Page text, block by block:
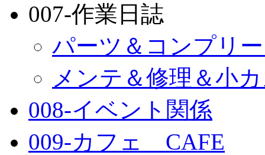
007-作業日誌
パーツ＆コンプリ
メンテ＆修理＆小
008-イベント関係
009-カフェ CAFE